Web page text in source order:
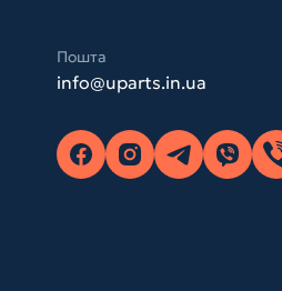
Пошта
info@uparts.in.ua